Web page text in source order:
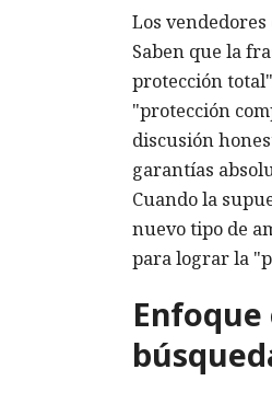
Los
Saben que la
protección
"protección
discusión
garantías
Cuando la
nuevo tipo de
para lograr la